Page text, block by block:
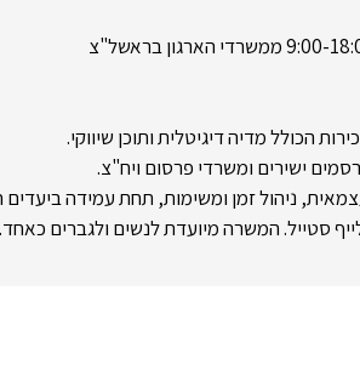
הכולל מדיה דיגיטלית ותוכן שיווקי.
ישירים ומשרדי פרסום ויח"צ.
ניהול זמן ומשימות, תחת עמידה ביעדים
סטייל. המשרה מיועדת לנשים ולגברים כאחד.